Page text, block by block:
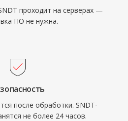
проходит на серверах —
ПО не нужна.
после обработки. SNDT-
не более 24 часов.